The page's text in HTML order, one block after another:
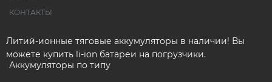
КОНТАКТЫ
Литий-ионные тяговые аккумуляторы в наличии! Вы
можете купить li-ion батареи на погрузчики.
Аккумуляторы по типу